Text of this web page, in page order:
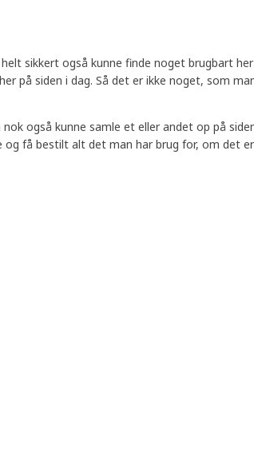
sikkert også kunne finde noget brugbart
siden i dag. Så det er ikke noget, som
også kunne samle et eller andet op på
få bestilt alt det man har brug for, om det